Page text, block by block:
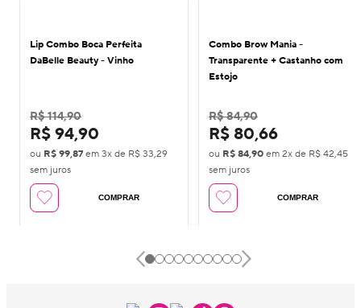
Lip Combo Boca Perfeita
DaBelle Beauty - Vinho
R$ 114,90
R$ 94,90
ou R$ 99,87 em 3x de R$ 33,29
sem juros
COMPRAR
Combo Brow Mania -
Transparente + Castanho com
Estojo
R$ 84,90
R$ 80,66
ou R$ 84,90 em 2x de R$ 42,45
sem juros
COMPRAR